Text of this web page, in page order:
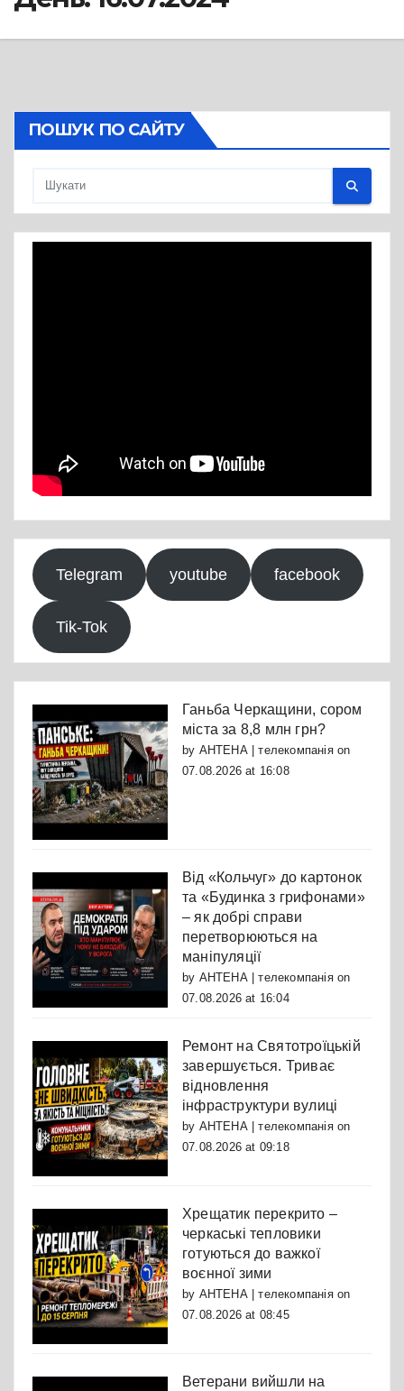
ПОШУК ПО САЙТУ
Telegram youtube facebook
Tik-Tok
Ганьба Черкащини, сором
міста за 8,8 млн грн?
by АНТЕНА | телекомпаніяon
07.08.2026 at 16:08
Від «Кольчуг» до картонок
та «Будинка з грифонами»
– як добрі справи
перетворюються на
маніпуляції
by АНТЕНА | телекомпаніяon
07.08.2026 at 16:04
Ремонт на Святотроїцькій
завершується. Триває
відновлення
інфраструктури вулиці
by АНТЕНА | телекомпаніяon
07.08.2026 at 09:18
Хрещатик перекрито –
черкаські тепловики
готуються до важкої
воєнної зими
by АНТЕНА | телекомпаніяon
07.08.2026 at 08:45
Ветерани вийшли на